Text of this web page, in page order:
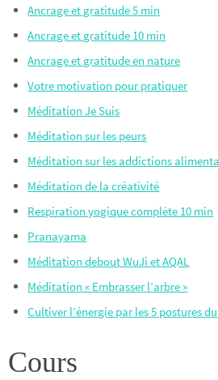
Ancrage et gratitude 5 min
Ancrage et gratitude 10 min
Ancrage et gratitude en nature
Votre motivation pour pratiquer
Méditation Je Suis
Méditation sur les peurs
Méditation sur les addictions
Méditation de la créativité
Respiration yogique complète 10 min
Pranayama
Méditation debout WuJi et AQAL
Méditation « Embrasser l’arbre »
Cultiver l’énergie par les 5 postures
Cours